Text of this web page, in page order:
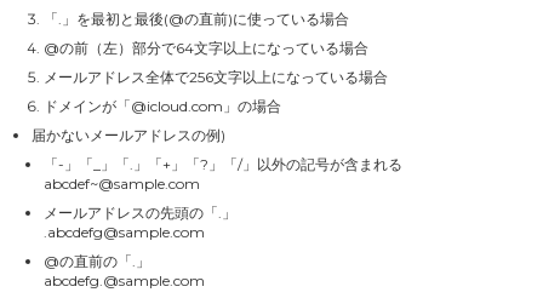
「.」を最初と最後(@の直前)に使っている場合
@の前（左）部分で64文字以上になっている場合
メールアドレス全体で256文字以上になっている場合
ドメインが「@icloud.com」の場合
届かないメールアドレスの例)
「-」「_」「.」「+」「?」「/」以外の記号が含まれる
abcdef~@sample.com
メールアドレスの先頭の「.」
.abcdefg@sample.com
@の直前の「.」
abcdefg.@sample.com